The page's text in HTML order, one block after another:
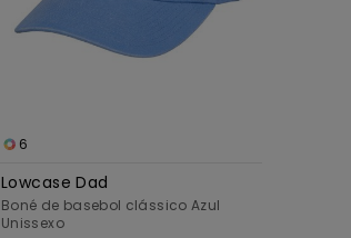
6
Lowcase Dad
Boné de basebol clássico Azul
Unissexo